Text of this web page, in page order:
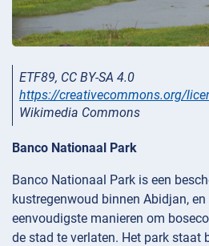
ETF89, CC BY-SA 4.0
https://creativecommons.org/
Wikimedia Commons
Banco Nationaal Park
Banco Nationaal Park is een
kustregenwoud binnen Abidjan,
eenvoudigste manieren om
de stad te verlaten. Het park staat